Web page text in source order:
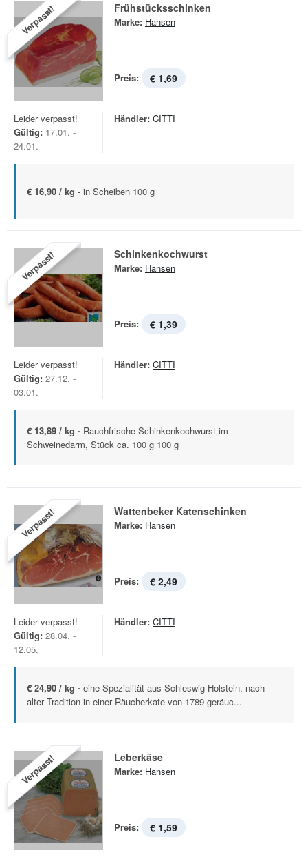
Verpasst! Frühstücksschinken
Marke: Hansen
Preis: € 1,69
Leider verpasst!
Gültig: 17.01. -
24.01.
Händler: CITTI
€ 16,90 / kg - in Scheiben 100 g
Verpasst! Schinkenkochwurst
Marke: Hansen
Preis: € 1,39
Leider verpasst!
Gültig: 27.12. -
03.01.
Händler: CITTI
€ 13,89 / kg - Rauchfrische Schinkenkochwurst im
Schweinedarm, Stück ca. 100 g 100 g
Verpasst! Wattenbeker Katenschinken
Marke: Hansen
Preis: € 2,49
Leider verpasst!
Gültig: 28.04. -
12.05.
Händler: CITTI
€ 24,90 / kg - eine Spezialität aus Schleswig-Holstein, nach
alter Tradition in einer Räucherkate von 1789 geräuc...
Verpasst! Leberkäse
Marke: Hansen
Preis: € 1,59